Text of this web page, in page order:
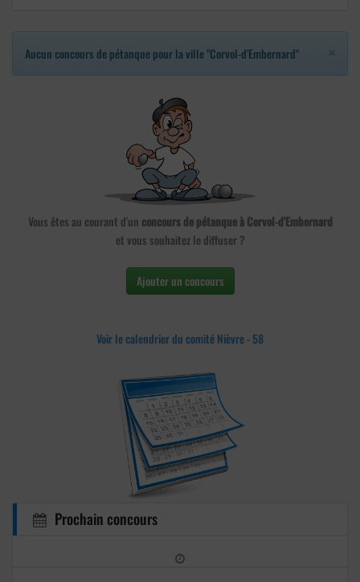
Aucun concours de pétanque pour la ville "Corvol-d'Embernard"
Vous êtes au courant d'un concours de pétanque à Corvol-d'Embernard
et vous souhaitez le diffuser ?
Ajouter un concours
Voir le calendrier du comité Nièvre - 58
Prochain concours